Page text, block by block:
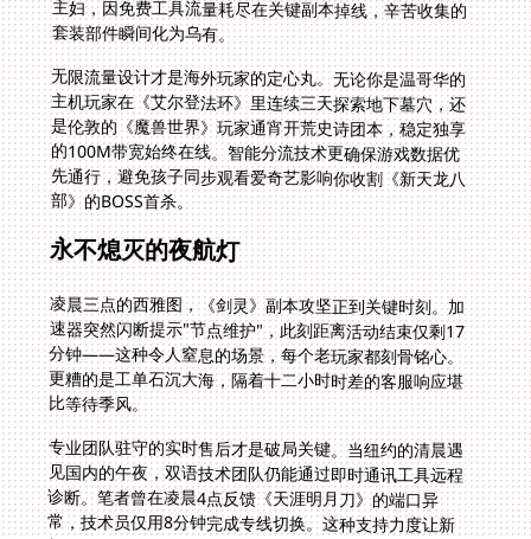
套装部件瞬间化为乌有。
无限流量设计才是海外玩家的定心丸。无论你是温哥华的
主机玩家在《艾尔登法环》里连续三天探索地下墓穴，还
是伦敦的《魔兽世界》玩家通宵开荒史诗团本，稳定独享
的100M带宽始终在线。智能分流技术更确保游戏数据优
先通行，避免孩子同步观看爱奇艺影响你收割《新天龙八
部》的BOSS首杀。
永不熄灭的夜航灯
凌晨三点的西雅图，《剑灵》副本攻坚正到关键时刻。加
速器突然闪断提示"节点维护"，此刻距离活动结束仅剩17
分钟——这种令人窒息的场景，每个老玩家都刻骨铭心。
更糟的是工单石沉大海，隔着十二小时时差的客服响应堪
比等待季风。
专业团队驻守的实时售后才是破局关键。当纽约的清晨遇
见国内的午夜，双语技术团队仍能通过即时通讯工具远程
诊断。笔者曾在凌晨4点反馈《天涯明月刀》的端口异
常，技术员仅用8分钟完成专线切换。这种支持力度让新
加坡的玩家在《诛仙世界》帮战期间，不再因网络波动错